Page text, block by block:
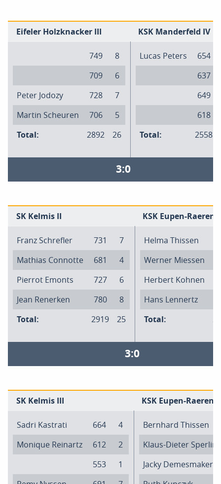
Eifeler Holzknacker III KSK Manderfeld IV
749
8
709
6
Peter Jodozy
728
7
Martin Scheuren
706
5
Total:
2892 26
Lucas Peters
654
637
649
618
Total:
2558
3:0
SK Kelmis II KSK Eupen-Raeren
Franz Schrefler 731
7
Mathias Connotte
681
4
Pierrot Emonts
727
6
Jean Renerken
780
8
Total:
2919 25
Helma Thissen
Werner Miessen
Herbert Kohnen
Hans Lennertz
Total:
3:0
SK Kelmis III KSK Eupen-Raeren II
Sadri Kastrati 664
4
Monique Reinartz
612
2
553
1
Bernhard Thissen
Klaus-Dieter Sperling
Jacky Demesmaker